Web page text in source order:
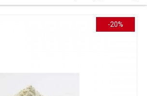
-20%